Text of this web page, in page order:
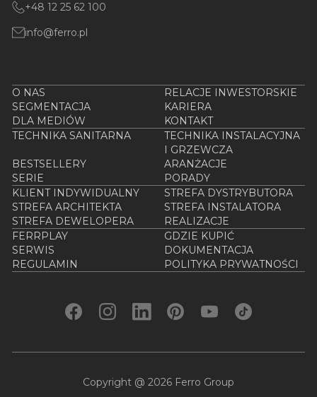
+48 12 25 62 100
info@ferro.pl
O NAS
RELACJE INWESTORSKIE
SEGMENTACJA
KARIERA
DLA MEDIÓW
KONTAKT
TECHNIKA SANITARNA
TECHNIKA INSTALACYJNA
I GRZEWCZA
BESTSELLERY
ARANŻACJE
SERIE
PORADY
KLIENT INDYWIDUALNY
STREFA DYSTRYBUTORA
STREFA ARCHITEKTA
STREFA INSTALATORA
STREFA DEWELOPERA
REALIZACJE
FERRPLAY
GDZIE KUPIĆ
SERWIS
DOKUMENTACJA
REGULAMIN
POLITYKA PRYWATNOŚCI
Copyright @ 2026 Ferro Group